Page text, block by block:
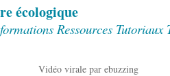
écologique
Ressources Tutoriaux
Vidéo virale par ebuzzing